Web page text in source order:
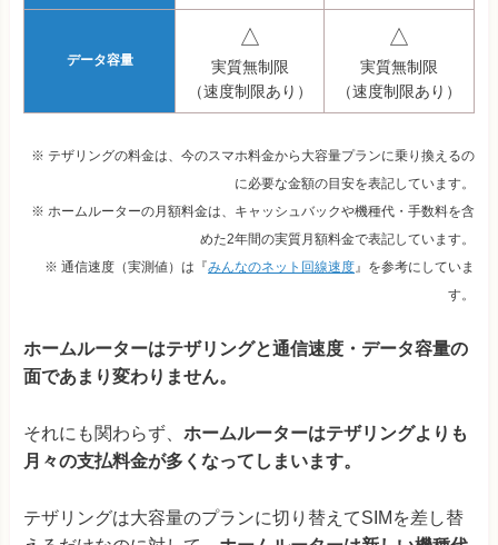
データ容量
△
実質無制限
（速度制限あり）
△
実質無制限
（速度制限あり）
※ テザリングの料金は、今のスマホ料金から大容量プランに乗り換えるの
に必要な金額の目安を表記しています。
※ ホームルーターの月額料金は、キャッシュバックや機種代・手数料を含
めた2年間の実質月額料金で表記しています。
※ 通信速度（実測値）は『みんなのネット回線速度』を参考にしていま
す。
ホームルーターはテザリングと通信速度・データ容量の
面であまり変わりません。
それにも関わらず、 ホームルーターはテザリングよりも
月々の支払料金が多くなってしまいます。
テザリングは大容量のプランに切り替えてSIMを差し替